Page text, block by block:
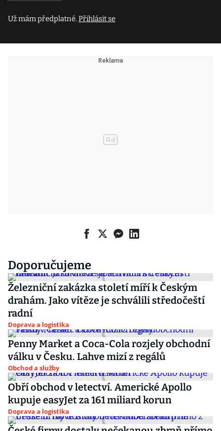
Už mám předplatné.Přihlásit se
Doporučujeme
Železniční zakázka století míří k Českým
drahám. Jako vítěze je schválili středočeští
radní
Doprava a logistika
Penny Market a Coca-Cola rozjely obchodní
válku v Česku. Lahve mizí z regálů
Obchod a služby
Obří obchod v letectví. Americké Apollo
kupuje easyJet za 161 miliard korun
Doprava a logistika